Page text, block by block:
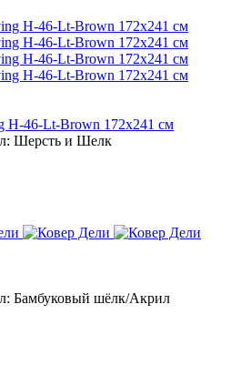
H-46-Lt-Brown 172x241 см
Шерсть и Шелк
Бамбуковый шёлк/Акрил